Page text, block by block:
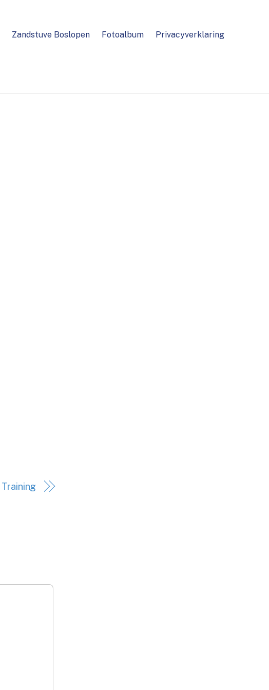
Zandstuve Boslopen Fotoalbum Privacyverklaring
Training